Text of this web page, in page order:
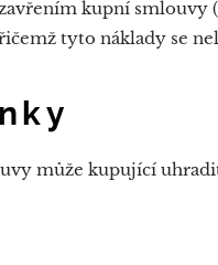
kupní smlouvy
tyto náklady se
může kupující